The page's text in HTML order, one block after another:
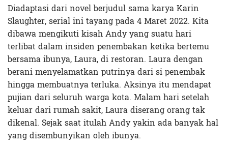
Diadaptasi dari novel berjudul sama karya Karin
Slaughter, serial ini tayang pada 4 Maret 2022. Kita
dibawa mengikuti kisah Andy yang suatu hari
terlibat dalam insiden penembakan ketika bertemu
bersama ibunya, Laura, di restoran. Laura dengan
berani menyelamatkan putrinya dari si penembak
hingga membuatnya terluka. Aksinya itu mendapat
pujian dari seluruh warga kota. Malam hari setelah
keluar dari rumah sakit, Laura diserang orang tak
dikenal. Sejak saat itulah Andy yakin ada banyak hal
yang disembunyikan oleh ibunya.